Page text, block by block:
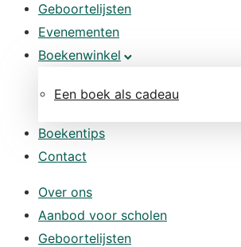
Geboortelijsten
Evenementen
Boekenwinkel
Een boek als cadeau
Boekentips
Contact
Over ons
Aanbod voor scholen
Geboortelijsten